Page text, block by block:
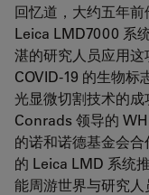
回忆道，大约五年
Leica LMD7000 系
湛的研究人员应用
COVID-19 的生物标
光显微切割技术的
Conrads 领导的
的诺和诺德基金会
的 Leica LMD 系统
能周游世界与研究